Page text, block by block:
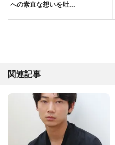
への素直な想いを吐...
関連記事